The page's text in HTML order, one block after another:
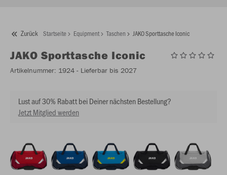
Zurück Startseite Equipment Taschen JAKO Sporttasche Iconic
JAKO Sporttasche Iconic
Artikelnummer: 1924 - Lieferbar bis 2027
Lust auf 30% Rabatt bei Deiner nächsten Bestellung?
Jetzt Mitglied werden